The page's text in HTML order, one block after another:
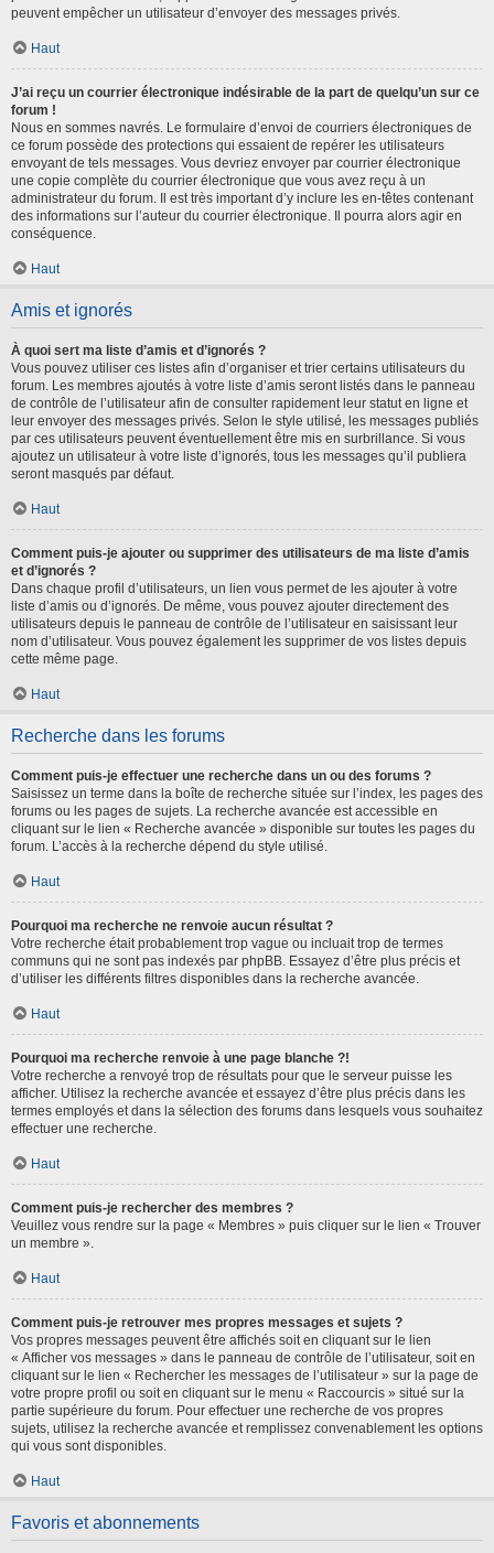
peuvent empêcher un utilisateur d’envoyer des messages privés.
Haut
J’ai reçu un courrier électronique indésirable de la part de quelqu’un sur ce
forum !
Nous en sommes navrés. Le formulaire d’envoi de courriers électroniques de
ce forum possède des protections qui essaient de repérer les utilisateurs
envoyant de tels messages. Vous devriez envoyer par courrier électronique
une copie complète du courrier électronique que vous avez reçu à un
administrateur du forum. Il est très important d’y inclure les en-têtes contenant
des informations sur l’auteur du courrier électronique. Il pourra alors agir en
conséquence.
Haut
Amis et ignorés
À quoi sert ma liste d’amis et d’ignorés ?
Vous pouvez utiliser ces listes afin d’organiser et trier certains utilisateurs du
forum. Les membres ajoutés à votre liste d’amis seront listés dans le panneau
de contrôle de l’utilisateur afin de consulter rapidement leur statut en ligne et
leur envoyer des messages privés. Selon le style utilisé, les messages publiés
par ces utilisateurs peuvent éventuellement être mis en surbrillance. Si vous
ajoutez un utilisateur à votre liste d’ignorés, tous les messages qu’il publiera
seront masqués par défaut.
Haut
Comment puis-je ajouter ou supprimer des utilisateurs de ma liste d’amis
et d’ignorés ?
Dans chaque profil d’utilisateurs, un lien vous permet de les ajouter à votre
liste d’amis ou d’ignorés. De même, vous pouvez ajouter directement des
utilisateurs depuis le panneau de contrôle de l’utilisateur en saisissant leur
nom d’utilisateur. Vous pouvez également les supprimer de vos listes depuis
cette même page.
Haut
Recherche dans les forums
Comment puis-je effectuer une recherche dans un ou des forums ?
Saisissez un terme dans la boîte de recherche située sur l’index, les pages des
forums ou les pages de sujets. La recherche avancée est accessible en
cliquant sur le lien « Recherche avancée » disponible sur toutes les pages du
forum. L’accès à la recherche dépend du style utilisé.
Haut
Pourquoi ma recherche ne renvoie aucun résultat ?
Votre recherche était probablement trop vague ou incluait trop de termes
communs qui ne sont pas indexés par phpBB. Essayez d’être plus précis et
d’utiliser les différents filtres disponibles dans la recherche avancée.
Haut
Pourquoi ma recherche renvoie à une page blanche ?!
Votre recherche a renvoyé trop de résultats pour que le serveur puisse les
afficher. Utilisez la recherche avancée et essayez d’être plus précis dans les
termes employés et dans la sélection des forums dans lesquels vous souhaitez
effectuer une recherche.
Haut
Comment puis-je rechercher des membres ?
Veuillez vous rendre sur la page « Membres » puis cliquer sur le lien « Trouver
un membre ».
Haut
Comment puis-je retrouver mes propres messages et sujets ?
Vos propres messages peuvent être affichés soit en cliquant sur le lien
« Afficher vos messages » dans le panneau de contrôle de l’utilisateur, soit en
cliquant sur le lien « Rechercher les messages de l’utilisateur » sur la page de
votre propre profil ou soit en cliquant sur le menu « Raccourcis » situé sur la
partie supérieure du forum. Pour effectuer une recherche de vos propres
sujets, utilisez la recherche avancée et remplissez convenablement les options
qui vous sont disponibles.
Haut
Favoris et abonnements